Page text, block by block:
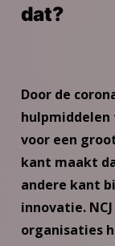
dat?
Door de
hulpmiddelen
voor een
kant maakt
andere kant
innovatie.
organisaties